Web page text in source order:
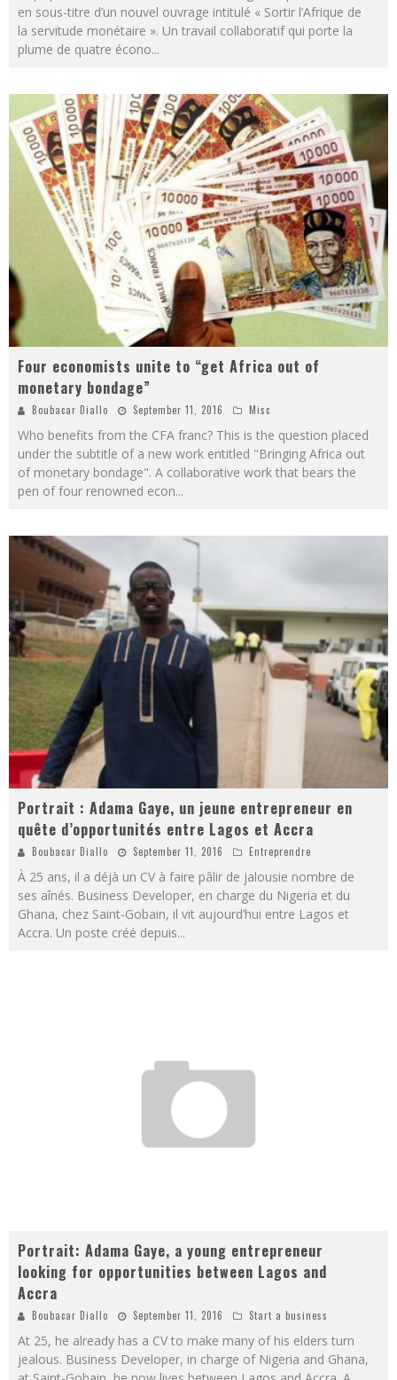
en sous-titre d’un nouvel ouvrage intitulé « Sortir l’Afrique de
la servitude monétaire ». Un travail collaboratif qui porte la
plume de quatre écono...
Four economists unite to “get Africa out of
monetary bondage”
Boubacar Diallo September 11, 2016 Misc
Who benefits from the CFA franc? This is the question placed
under the subtitle of a new work entitled "Bringing Africa out
of monetary bondage". A collaborative work that bears the
pen of four renowned econ...
Portrait : Adama Gaye, un jeune entrepreneur en
quête d’opportunités entre Lagos et Accra
Boubacar Diallo September 11, 2016 Entreprendre
À 25 ans, il a déjà un CV à faire pâlir de jalousie nombre de
ses aînés. Business Developer, en charge du Nigeria et du
Ghana, chez Saint-Gobain, il vit aujourd’hui entre Lagos et
Accra. Un poste créé depuis...
Portrait: Adama Gaye, a young entrepreneur
looking for opportunities between Lagos and
Accra
Boubacar Diallo September 11, 2016 Start a business
At 25, he already has a CV to make many of his elders turn
jealous. Business Developer, in charge of Nigeria and Ghana,